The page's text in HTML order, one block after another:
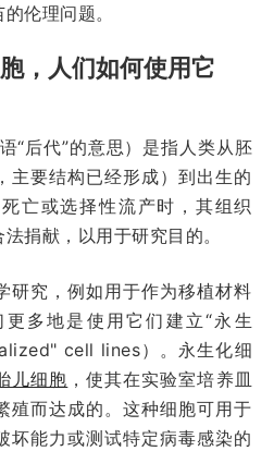
伦理问题。
，人们如何使用它
“后代”的意思）是指人类从胚
主要结构已经形成）到出生的
亡或选择性流产时，其组织
捐献，以用于研究目的。
研究，例如用于作为移植材料
多地是使用它们建立“永生
cell lines）。永生化细
儿细胞 ，使其在实验室培养皿
殖而达成的。这种细胞可用于
坏能力或测试特定病毒感染的